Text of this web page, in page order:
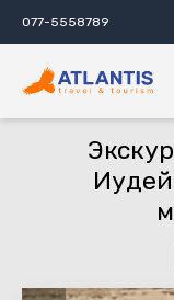
077-5558789